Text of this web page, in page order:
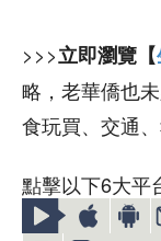
>>>立即瀏覽【
略，老華僑也
食玩買、交通
點擊以下6大平